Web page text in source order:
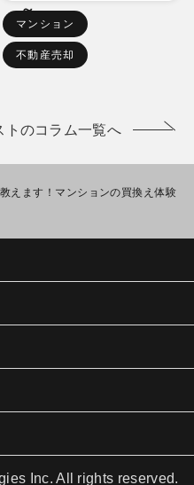
～
マンション
不動産売却
トのコラム一覧へ
えます！マンションの買換え体験
Inc. All rights reserved.